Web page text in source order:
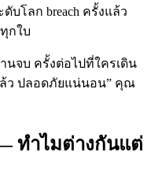
บโลก breach ครั้งแล้ว
กใบ
านจบ ครั้งต่อไปที่ใครเดิน
ล้ว ปลอดภัยแน่นอน” คุณ
— ทำไมต่างกันแต่